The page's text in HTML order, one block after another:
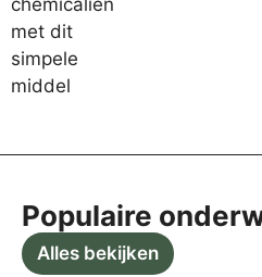
Populaire
Alles bekijken